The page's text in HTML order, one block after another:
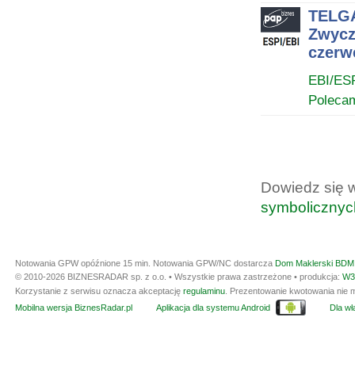
EBI/
Dowiedz się
Notowania GPW opóźnione 15 min. Notowania GPW/NC dostarcza Dom Maklerski
© 2010-2026 BIZNESRADAR sp. z o.o. • Wszystkie prawa zastrzeżone • produkcja:
Korzystanie z serwisu oznacza akceptację regulaminu. Prezentowanie kwotowania nie
Mobilna wersja BiznesRadar.pl
Aplikacja dla systemu Android Dla